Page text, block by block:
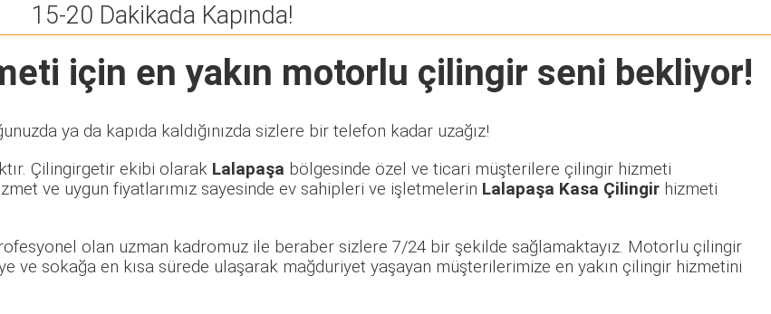
15-20 Dakikada Kapında!
için en yakın motorlu çilingir seni bekliyor!
ya da kapıda kaldığınızda sizlere bir telefon kadar uzağız!
Çilingirgetir ekibi olarak Lalapaşa bölgesinde özel ve ticari müşterilere çilingir hizmeti
ve uygun fiyatlarımız sayesinde ev sahipleri ve işletmelerin Lalapaşa Kasa Çilingir hizmeti
olan uzman kadromuz ile beraber sizlere 7/24 bir şekilde sağlamaktayız. Motorlu çilingir
ve sokağa en kısa sürede ulaşarak mağduriyet yaşayan müşterilerimize en yakın çilingir hizmetini